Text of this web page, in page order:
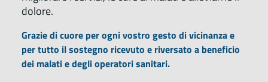
dolore.
Grazie di cuore per ogni vostro gesto di vicinanza e
per tutto il sostegno ricevuto e riversato a beneficio
dei malati e degli operatori sanitari.